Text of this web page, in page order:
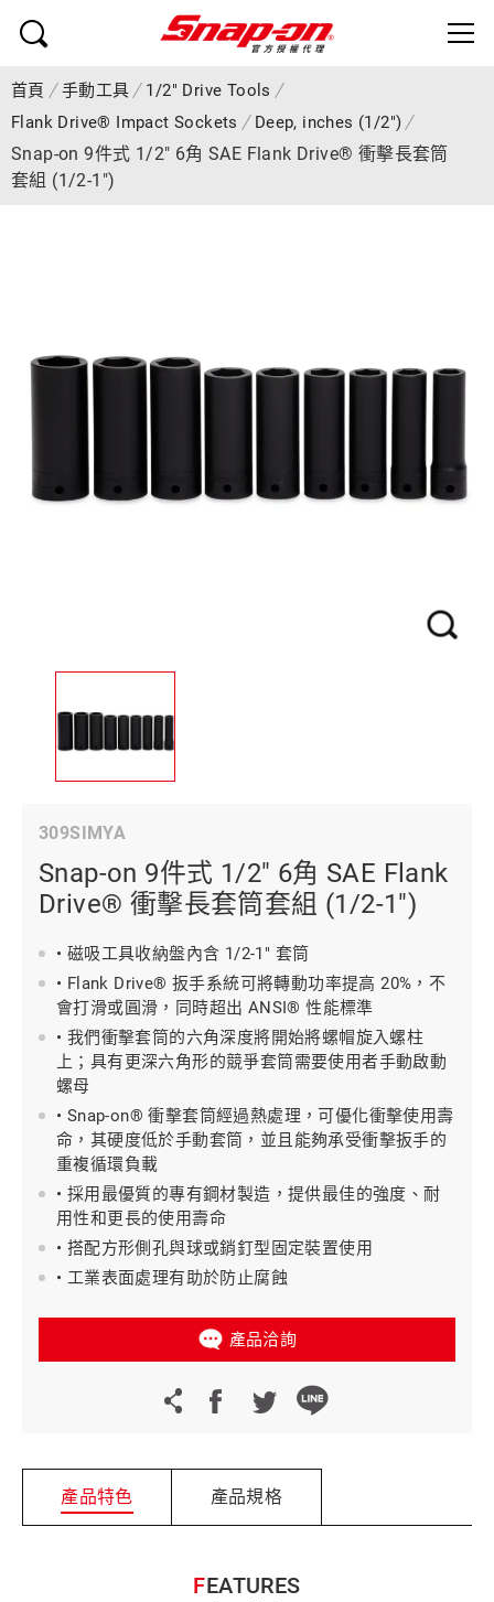
首頁 手動工具
1/2" Drive Tools
Flank Drive® Impact Sockets
Deep, inches (1/2")
Snap-on 9件式 1/2" 6角 SAE Flank Drive® 衝擊長套筒
套組 (1/2-1")
309SIMYA
Snap-on 9件式 1/2" 6角 SAE Flank
Drive® 衝擊長套筒套組 (1/2-1")
• 磁吸工具收納盤內含 1/2-1" 套筒
• Flank Drive® 扳手系統可將轉動功率提高 20%，不
會打滑或圓滑，同時超出 ANSI® 性能標準
• 我們衝擊套筒的六角深度將開始將螺帽旋入螺柱
上；具有更深六角形的競爭套筒需要使用者手動啟動
螺母
• Snap-on® 衝擊套筒經過熱處理，可優化衝擊使用壽
命，其硬度低於手動套筒，並且能夠承受衝擊扳手的
重複循環負載
• 採用最優質的專有鋼材製造，提供最佳的強度、耐
用性和更長的使用壽命
• 搭配方形側孔與球或銷釘型固定裝置使用
• 工業表面處理有助於防止腐蝕
產品洽詢
產品特色 產品規格
FEATURES